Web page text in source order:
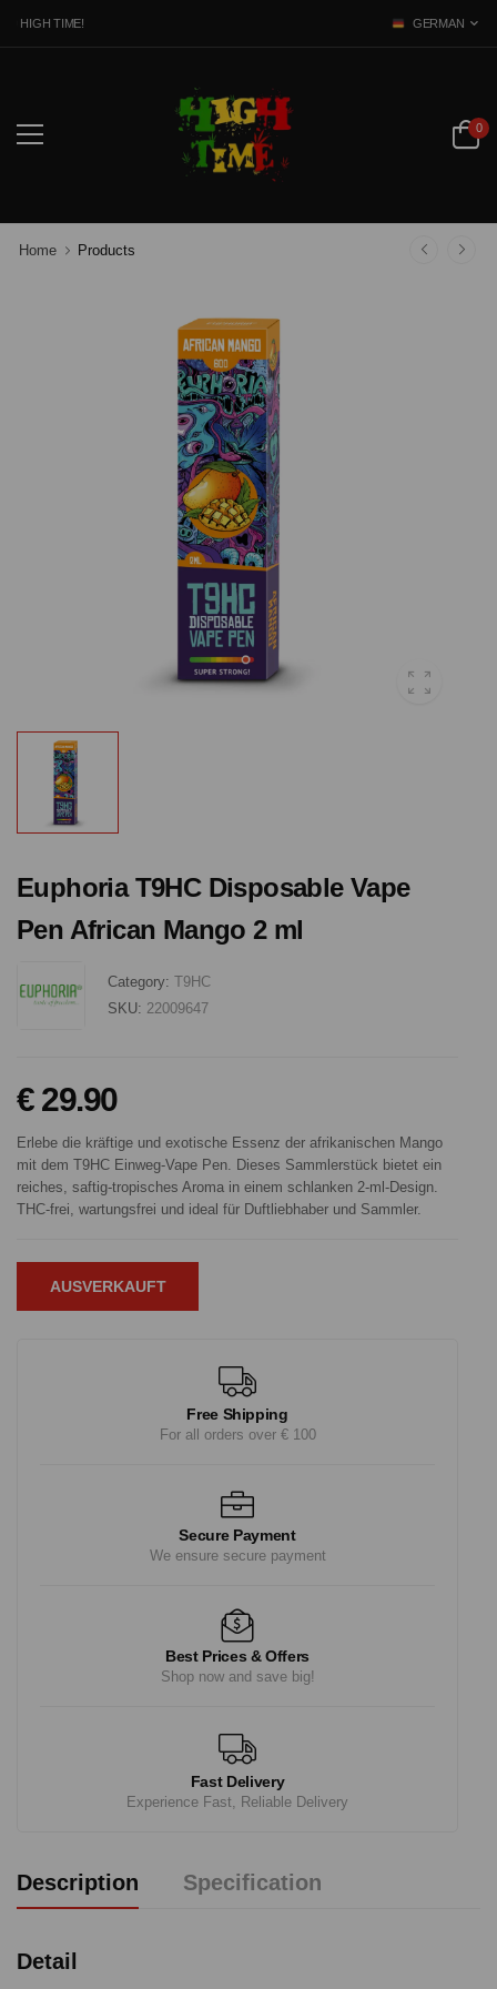
HIGH TIME! GERMAN
0
Home Products
Euphoria T9HC Disposable Vape
Pen African Mango 2 ml
Category: T9HC
SKU: 22009647
€ 29.90
Erlebe die kräftige und exotische Essenz der afrikanischen Mango
mit dem T9HC Einweg-Vape Pen. Dieses Sammlerstück bietet ein
reiches, saftig-tropisches Aroma in einem schlanken 2-ml-Design.
THC-frei, wartungsfrei und ideal für Duftliebhaber und Sammler.
AUSVERKAUFT
Free Shipping
For all orders over € 100
Secure Payment
We ensure secure payment
Best Prices & Offers
Shop now and save big!
Fast Delivery
Experience Fast, Reliable Delivery
Description Specification
Detail